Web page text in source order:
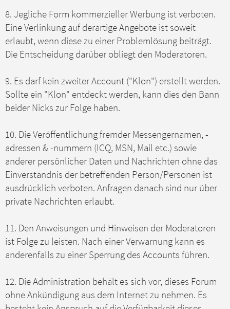
8. Jegliche Form kommerzieller Werbung ist verboten.
Eine Verlinkung auf derartige Angebote ist soweit
erlaubt, wenn diese zu einer Problemlösung beiträgt.
Die Entscheidung darüber obliegt den Moderatoren.
9. Es darf kein zweiter Account ("Klon") erstellt werden.
Sollte ein "Klon" entdeckt werden, kann dies den Bann
beider Nicks zur Folge haben.
10. Die Veröffentlichung fremder Messengernamen, -
adressen & -nummern (ICQ, MSN, Mail etc.) sowie
anderer persönlicher Daten und Nachrichten ohne das
Einverständnis der betreffenden Person/Personen ist
ausdrücklich verboten. Anfragen danach sind nur über
private Nachrichten erlaubt.
11. Den Anweisungen und Hinweisen der Moderatoren
ist Folge zu leisten. Nach einer Verwarnung kann es
anderenfalls zu einer Sperrung des Accounts führen.
12. Die Administration behält es sich vor, dieses Forum
ohne Ankündigung aus dem Internet zu nehmen. Es